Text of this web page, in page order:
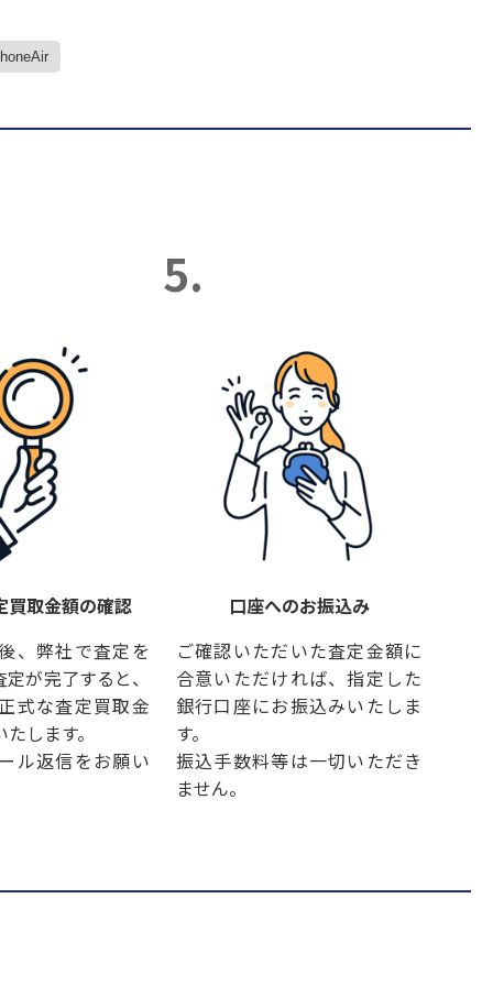
買取金額の確認
、弊社で査定を
が完了すると、
式な査定買取金
します。
ル返信をお願い
5.
口座へのお振込み
ご確認いただいた査定金額に
合意いただければ、指定した
銀行口座にお振込みいたしま
す。
振込手数料等は一切いただき
ません。